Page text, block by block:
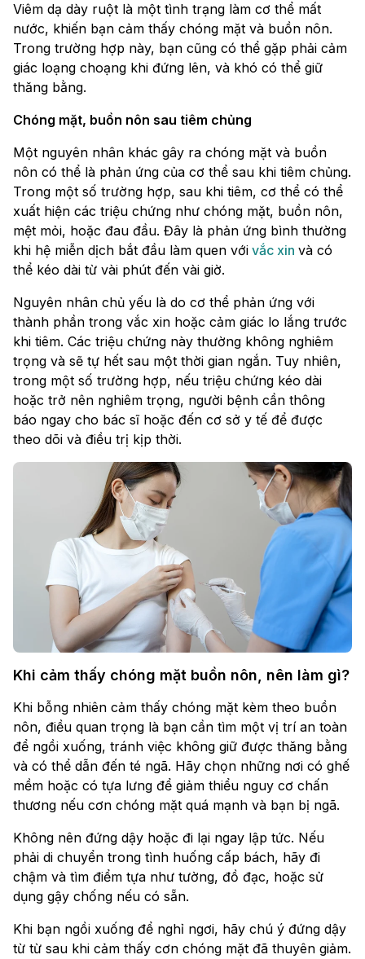
Viêm dạ dày ruột là một tình trạng làm cơ thể mất
nước, khiến bạn cảm thấy chóng mặt và buồn nôn.
Trong trường hợp này, bạn cũng có thể gặp phải cảm
giác loạng choạng khi đứng lên, và khó có thể giữ
thăng bằng.
Chóng mặt, buồn nôn sau tiêm chủng
Một nguyên nhân khác gây ra chóng mặt và buồn
nôn có thể là phản ứng của cơ thể sau khi tiêm chủng.
Trong một số trường hợp, sau khi tiêm, cơ thể có thể
xuất hiện các triệu chứng như chóng mặt, buồn nôn,
mệt mỏi, hoặc đau đầu. Đây là phản ứng bình thường
khi hệ miễn dịch bắt đầu làm quen với vắc xin và có
thể kéo dài từ vài phút đến vài giờ.
Nguyên nhân chủ yếu là do cơ thể phản ứng với
thành phần trong vắc xin hoặc cảm giác lo lắng trước
khi tiêm. Các triệu chứng này thường không nghiêm
trọng và sẽ tự hết sau một thời gian ngắn. Tuy nhiên,
trong một số trường hợp, nếu triệu chứng kéo dài
hoặc trở nên nghiêm trọng, người bệnh cần thông
báo ngay cho bác sĩ hoặc đến cơ sở y tế để được
theo dõi và điều trị kịp thời.
Khi cảm thấy chóng mặt buồn nôn, nên làm gì?
Khi bỗng nhiên cảm thấy chóng mặt kèm theo buồn
nôn, điều quan trọng là bạn cần tìm một vị trí an toàn
để ngồi xuống, tránh việc không giữ được thăng bằng
và có thể dẫn đến té ngã. Hãy chọn những nơi có ghế
mềm hoặc có tựa lưng để giảm thiểu nguy cơ chấn
thương nếu cơn chóng mặt quá mạnh và bạn bị ngã.
Không nên đứng dậy hoặc đi lại ngay lập tức. Nếu
phải di chuyển trong tình huống cấp bách, hãy đi
chậm và tìm điểm tựa như tường, đồ đạc, hoặc sử
dụng gậy chống nếu có sẵn.
Khi bạn ngồi xuống để nghỉ ngơi, hãy chú ý đứng dậy
từ từ sau khi cảm thấy cơn chóng mặt đã thuyên giảm.